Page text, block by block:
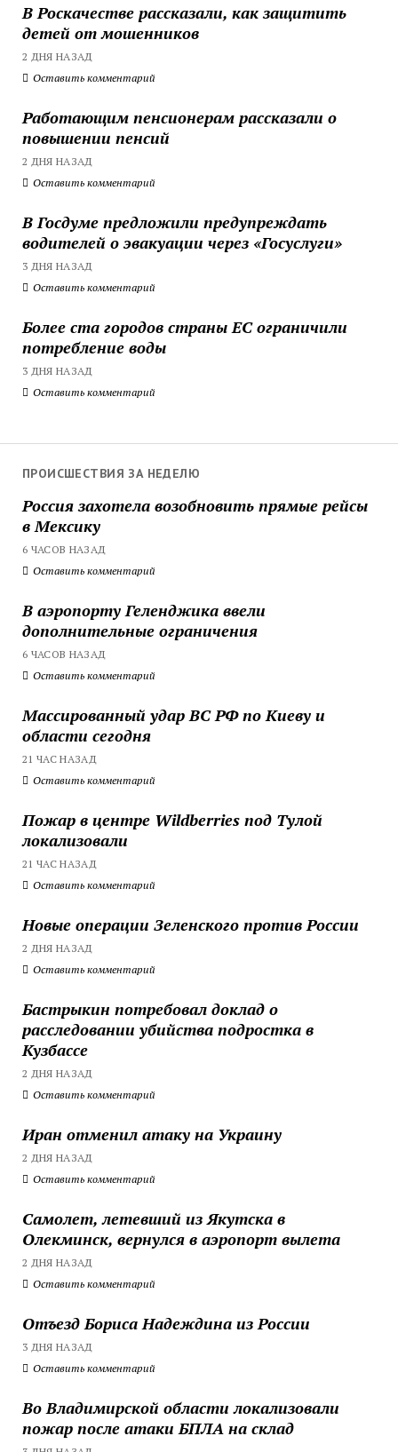
В Роскачестве рассказали, как защитить
детей от мошенников
2 ДНЯ НАЗАД
Оставить комментарий
Работающим пенсионерам рассказали о
повышении пенсий
2 ДНЯ НАЗАД
Оставить комментарий
В Госдуме предложили предупреждать
водителей о эвакуации через «Госуслуги»
3 ДНЯ НАЗАД
Оставить комментарий
Более ста городов страны ЕС ограничили
потребление воды
3 ДНЯ НАЗАД
Оставить комментарий
ПРОИСШЕСТВИЯ ЗА НЕДЕЛЮ
Россия захотела возобновить прямые рейсы
в Мексику
6 ЧАСОВ НАЗАД
Оставить комментарий
В аэропорту Геленджика ввели
дополнительные ограничения
6 ЧАСОВ НАЗАД
Оставить комментарий
Массированный удар ВС РФ по Киеву и
области сегодня
21 ЧАС НАЗАД
Оставить комментарий
Пожар в центре Wildberries под Тулой
локализовали
21 ЧАС НАЗАД
Оставить комментарий
Новые операции Зеленского против России
2 ДНЯ НАЗАД
Оставить комментарий
Бастрыкин потребовал доклад о
расследовании убийства подростка в
Кузбассе
2 ДНЯ НАЗАД
Оставить комментарий
Иран отменил атаку на Украину
2 ДНЯ НАЗАД
Оставить комментарий
Самолет, летевший из Якутска в
Олекминск, вернулся в аэропорт вылета
2 ДНЯ НАЗАД
Оставить комментарий
Отъезд Бориса Надеждина из России
3 ДНЯ НАЗАД
Оставить комментарий
Во Владимирской области локализовали
пожар после атаки БПЛА на склад